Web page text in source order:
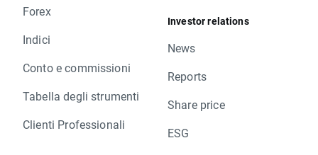
Forex
Indici
Conto e commissioni
Tabella degli strumenti
Clienti Professionali
Investor relations
News
Reports
Share price
ESG